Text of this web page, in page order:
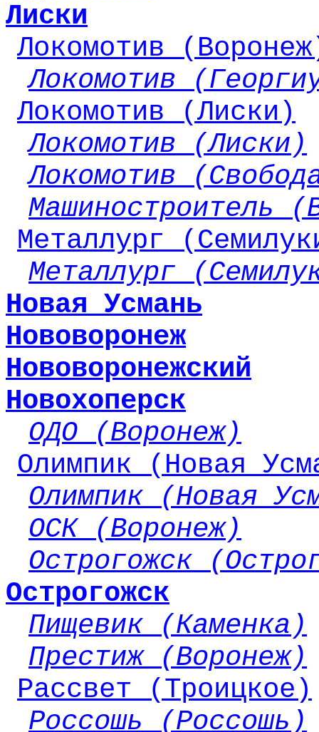
Лиски
Локомотив
Локомотив
Локомотив (Лиски)
Локомотив (Лиски)
Локомотив
Машиностроитель
Металлург
Металлург
Новая Усмань
Нововоронеж
Нововоронежский
Новохоперск
ОДО (Воронеж)
Олимпик (Новая
Олимпик (Новая
ОСК (Воронеж)
Острогожск
Острогожск
Пищевик (Каменка)
Престиж (Воронеж)
Рассвет (Троицкое)
Россошь (Россошь)